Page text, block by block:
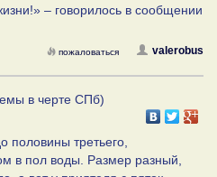
– говорилось в сообщении
valerobus
пожаловаться
в черте СПб)
половины третьего,
в пол воды. Размер разный,